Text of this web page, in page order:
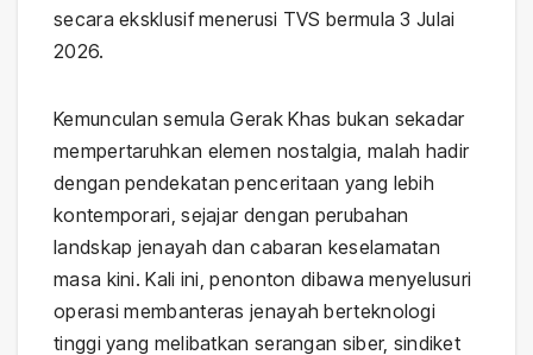
secara eksklusif menerusi TVS bermula 3 Julai
2026.
Kemunculan semula Gerak Khas bukan sekadar
mempertaruhkan elemen nostalgia, malah hadir
dengan pendekatan penceritaan yang lebih
kontemporari, sejajar dengan perubahan
landskap jenayah dan cabaran keselamatan
masa kini. Kali ini, penonton dibawa menyelusuri
operasi membanteras jenayah berteknologi
tinggi yang melibatkan serangan siber, sindiket